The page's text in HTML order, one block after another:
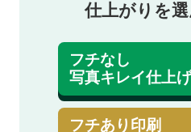
仕上がりを
フチなし
写真キレイ仕上
フチあり印刷